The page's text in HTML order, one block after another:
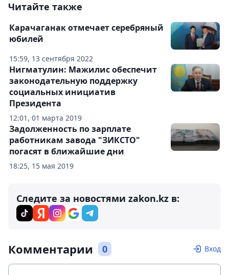
Читайте также
15:59, 13 сентября 2022
Карачаганак отмечает серебряный
юбилей
12:01, 01 марта 2019
Нигматулин: Мажилис обеспечит
законодательную поддержку
социальных инициатив
Президента
18:25, 15 мая 2019
Задолженность по зарплате
работникам завода "ЗИКСТО"
погасят в ближайшие дни
Следите за новостями zakon.kz в:
Комментарии 0 Вход